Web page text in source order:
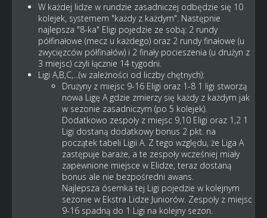
W każdej lidze w rundzie zasadniczej odbędzie się 10
kolejek, systemem "każdy z każdym". Następnie
najlepsza "8-ka" Eligi pojedzie ze sobą: 2 rundy
półfinałowe (mecz u każdego) oraz 2 rundy finałowe (u
zwycięzców półfinałów) i 2 finały pocieszenia (u drużyn z
3 miejsc) czyli łącznie 14 tygodni.
Ligi A,B,C,...(w zależności od liczby chętnych):
Drużyny z miejsc 9-16 Eligi oraz 1-8 1 ligi stworzą
nowa Ligę A gdzie zmierzy się każdy z każdym jak
w sezonie zasadniczym (po 5 kolejek).
Dodatkowo zespoły z miejsc 9,10 Eligi oraz 1,2 1
Ligi dostaną dodatkowy bonus 2 pkt. na
początek tabeli Ligii A. Z tego względu, że Liga A
zastępuje baraże, a te zespoły wcześniej miały
zapewnione miejsce w Elidze, teraz dostaną
bonus ale nie bezpośredni awans.
Najlepsza ósemka tej Ligi pojedzie w kolejnym
sezonie w Ekstra Lidze Juniorów. Zespoły z miejsc
9-16 spadną do 1 Ligi na kolejny sezon.